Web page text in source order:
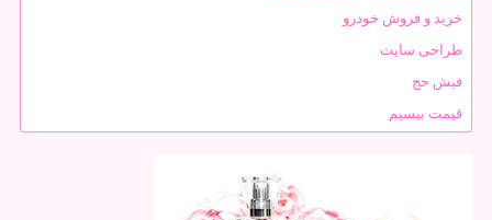
خرید و فروش خودرو
طراحی سایت
فیش حج
قیمت بیسیم